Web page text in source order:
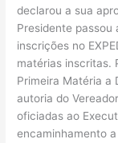
declarou a sua
Presidente passou
inscrições no
matérias inscritas.
Primeira Matéria a
autoria do
oficiadas ao
encaminhamento